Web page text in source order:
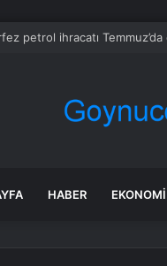
petrol ihracatı Temmuz’da
HABER EKONOMI